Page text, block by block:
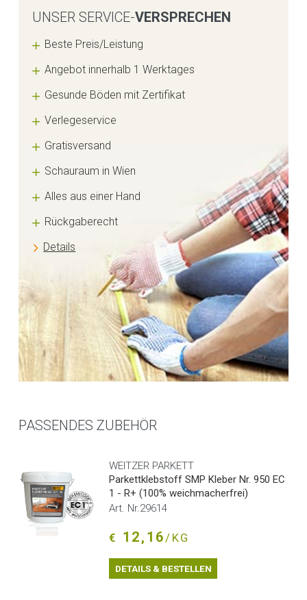
UNSER SERVICE-VERSPRECHEN
Beste Preis/Leistung
Angebot innerhalb 1 Werktages
Gesunde Böden mit Zertifikat
Verlegeservice
Gratisversand
Schauraum in Wien
Alles aus einer Hand
Rückgaberecht
Details
PASSENDES ZUBEHÖR
WEITZER PARKETT
Parkettklebstoff SMP Kleber Nr. 950 EC
1 - R+ (100% weichmacherfrei)
Art. Nr.29614
€ 12,16/KG
DETAILS & BESTELLEN